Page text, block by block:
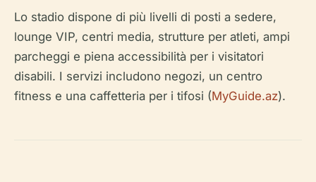
Lo stadio dispone di più livelli di posti a sedere,
lounge VIP, centri media, strutture per atleti, ampi
parcheggi e piena accessibilità per i visitatori
disabili. I servizi includono negozi, un centro
fitness e una caffetteria per i tifosi (MyGuide.az).